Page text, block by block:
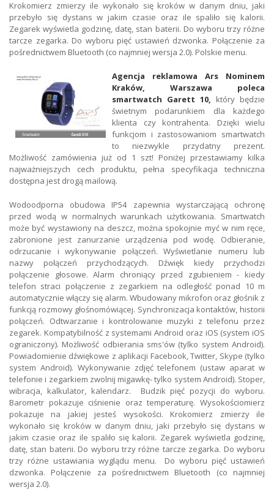
Krokomierz zmierzy ile wykonało się kroków w danym dniu, jaki
przebyło się dystans w jakim czasie oraz ile spaliło się kalorii.
Zegarek wyświetla godzinę, datę, stan baterii. Do wyboru trzy różne
tarcze zegarka. Do wyboru pięć ustawień dzwonka. Połączenie za
pośrednictwem Bluetooth (co najmniej wersja 2.0). Polskie menu.
Agencja reklamowa Ars Nominem
Kraków, Warszawa poleca
smartwatch Garett 10, który będzie
świetnym podarunkiem dla każdego
klienta czy kontrahenta. Dzięki wielu
funkcjom i zastosowaniom smartwatch
to niezwykle przydatny prezent.
Możliwość zamówienia już od 1 szt! Poniżej przestawiamy kilka
najważniejszych cech produktu, pełna specyfikacja techniczna
dostępna jest drogą mailową.
Wodoodporna obudowa IP54 zapewnia wystarczającą ochronę
przed wodą w normalnych warunkach użytkowania. Smartwatch
może być wystawiony na deszcz, można spokojnie myć w nim ręce,
zabronione jest zanurzanie urządzenia pod wodę. Odbieranie,
odrzucanie i wykonywanie połączeń. Wyświetlanie numeru lub
nazwy połączeń przychodzących. Dźwięk kiedy przychodzi
połączenie głosowe. Alarm chroniący przed zgubieniem - kiedy
telefon straci połączenie z zegarkiem na odległość ponad 10 m
automatycznie włączy się alarm. Wbudowany mikrofon oraz głośnik z
funkcją rozmowy głośnomówiącej. Synchronizacja kontaktów, historii
połączeń. Odtwarzanie i kontrolowanie muzyki z telefonu przez
zegarek. Kompatybilność z systemami Android oraz iOS (system iOS
ograniczony). Możliwość odbierania sms'ów (tylko system Android).
Powiadomienie dźwiękowe z aplikacji Facebook, Twitter, Skype (tylko
system Android). Wykonywanie zdjęć telefonem (ustaw aparat w
telefonie i zegarkiem zwolnij migawkę- tylko system Android). Stoper,
wibracja, kalkulator, kalendarz. Budzik pięć pozycji do wyboru.
Barometr pokazuje ciśnienie oraz temperaturę. Wysokościomierz
pokazuje na jakiej jesteś wysokości. Krokomierz zmierzy ile
wykonało się kroków w danym dniu, jaki przebyło się dystans w
jakim czasie oraz ile spaliło się kalorii. Zegarek wyświetla godzinę,
datę, stan baterii. Do wyboru trzy różne tarcze zegarka. Do wyboru
trzy różne ustawiania wyglądu menu. Do wyboru pięć ustawień
dzwonka. Połączenie za pośrednictwem Bluetooth (co najmniej
wersja 2.0).